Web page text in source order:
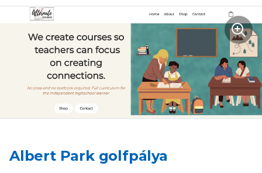
Albert Park golfpálya